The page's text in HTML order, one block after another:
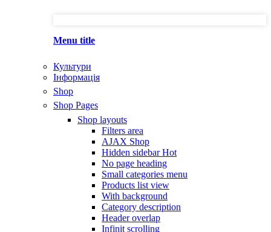
Menu title
Культури
Інформація
Shop
Shop Pages
Shop layouts
Filters area
AJAX Shop
Hidden sidebarHot
No page heading
Small categories menu
Products list view
With background
Category description
Header overlap
Infinit scrolling